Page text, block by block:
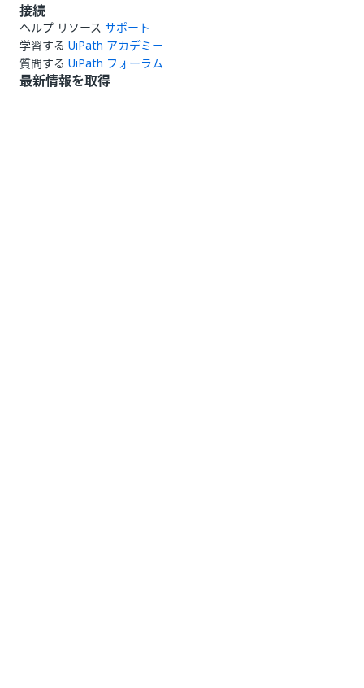
接続
ヘルプ リソース サポート
学習する UiPath アカデミー
質問する UiPath フォーラム
最新情報を取得